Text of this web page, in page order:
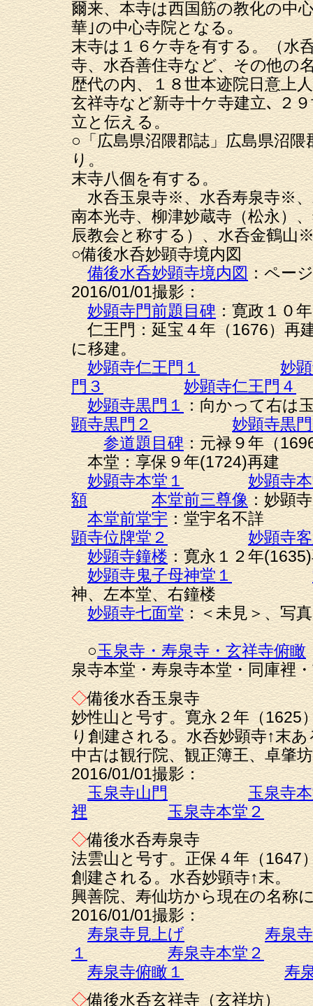
爾来、本寺は西国筋の教化の中
華｣の中心寺院となる｡
末寺は１６ケ寺を有する。（水
寺、水呑善住寺など、その他の
歴代の内、１８世本迹院日意上
玄祥寺など新寺十ケ寺建立､ ２
立と伝える。
○「広島県沼隈郡誌」広島県沼
り。
末寺八個を有する。
水呑玉泉寺※、水呑寿泉寺※、
南本光寺、柳津妙蔵寺（松永）
辰教会と称する）、水呑金鶴山
○備後水呑妙顕寺境内図
備後水呑妙顕寺境内図：ペー
2016/01/01撮影：
妙顕寺門前題目碑：寛政１０
仁王門：延宝４年（1676）再
に移建。
妙顕寺仁王門１
妙
門３
妙顕寺仁王門４
妙顕寺黒門１：向かって
顕寺黒門２
妙顕寺黒
参道題目碑：元禄９年
本堂：享保９年(1724)再建
妙顕寺本堂１
妙顕寺
額
本堂前三尊像：妙顕
本堂前堂宇：堂宇名
顕寺位牌堂２
妙顕寺
妙顕寺鐘楼：寛永１２年
妙顕寺鬼子母神堂１
神、左本堂、右鐘楼
妙顕寺七面堂：＜未見＞、写
○玉泉寺・寿泉寺・玄祥寺俯瞰
泉寺本堂・寿泉寺本堂・同庫裡
◇備後水呑玉泉寺
妙性山と号す。寛永２年（1625
り創建される。水呑妙顕寺↑末
中古は観行院、観正簿王、卓肇
2016/01/01撮影：
玉泉寺山門
玉泉寺
裡
玉泉寺本堂２
◇備後水呑寿泉寺
法雲山と号す。正保４年（1647
創建される。水呑妙顕寺↑末。
興善院、寿仙坊から現在の名称
2016/01/01撮影：
寿泉寺見上げ
寿泉
１
寿泉寺本堂２
寿泉寺俯瞰１
寿
◇備後水呑玄祥寺（玄祥坊）